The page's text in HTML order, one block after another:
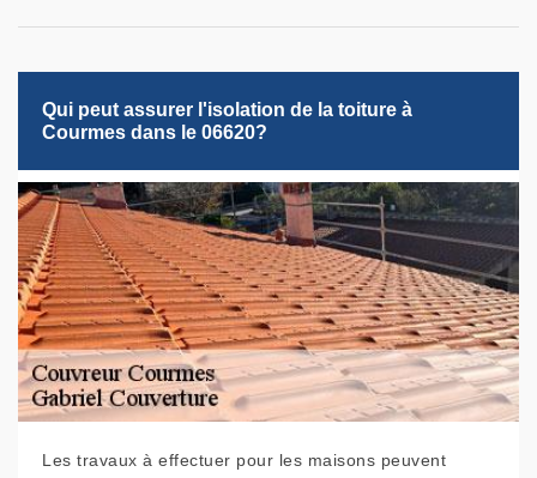
Qui peut assurer l'isolation de la toiture à
Courmes dans le 06620?
Les travaux à effectuer pour les maisons peuvent